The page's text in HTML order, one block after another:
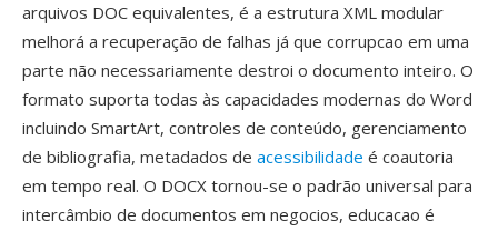
arquivos DOC equivalentes, é a estrutura XML modular
melhorá a recuperação de falhas já que corrupcao em uma
parte não necessariamente destroi o documento inteiro. O
formato suporta todas às capacidades modernas do Word
incluindo SmartArt, controles de conteúdo, gerenciamento
de bibliografia, metadados de acessibilidade é coautoria
em tempo real. O DOCX tornou-se o padrão universal para
intercâmbio de documentos em negocios, educacao é